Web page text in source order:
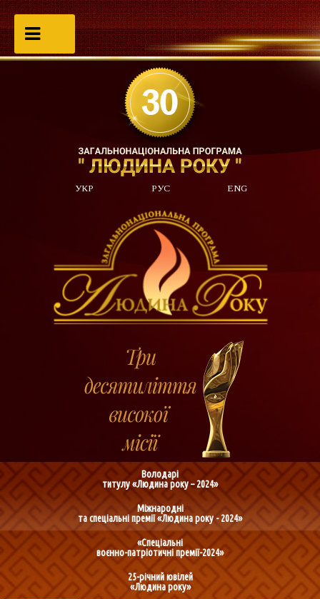
УКР РУС ENG
Володарі
титулу «Людина року – 2024»
Міжнародні
та спеціальні премії «Людина року - 2024»
«Спеціальні
воєнно-патріотичні премії-2024»
25-річний ювілей
«Людина року»